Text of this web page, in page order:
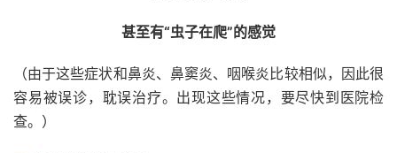
甚至有“虫子在爬”的感觉
（由于这些症状和鼻炎、鼻窦炎、咽喉炎比较相似，因此很
容易被误诊，耽误治疗。出现这些情况，要尽快到医院检
查。 ）